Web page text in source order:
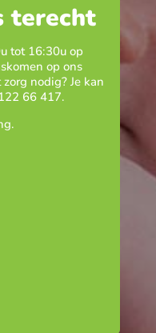
terecht
tot 16:30u op
op ons
nodig? Je kan
66 417.
.